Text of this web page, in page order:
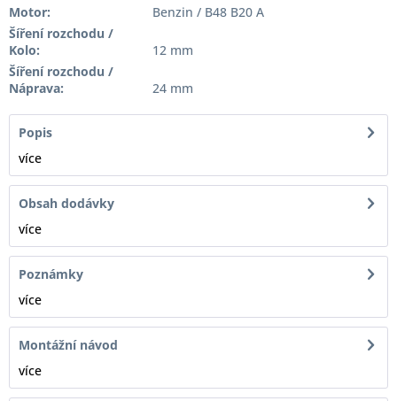
Motor:
Benzin / B48 B20 A
Šíření rozchodu /
Kolo:
12 mm
Šíření rozchodu /
Náprava:
24 mm
Popis
více
Obsah dodávky
více
Poznámky
více
Montážní návod
více